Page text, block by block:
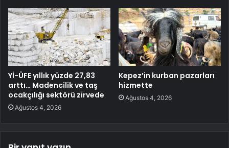
Yİ-ÜFE yıllık yüzde 27,83
arttı… Madencilik ve taş
ocakçılığı sektörü zirvede
Ağustos 4, 2026
Kepez’in kurban pazarları
hizmette
Ağustos 4, 2026